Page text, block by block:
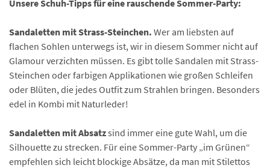
Unsere Schuh-Tipps für eine rauschende Sommer-Party:
Sandaletten mit Strass-Steinchen. Wer am liebsten auf
flachen Sohlen unterwegs ist, wir in diesem Sommer nicht auf
Glamour verzichten müssen. Es gibt tolle Sandalen mit Strass-
Steinchen oder farbigen Applikationen wie großen Schleifen
oder Blüten, die jedes Outfit zum Strahlen bringen. Besonders
edel in Kombi mit Naturleder!
Sandaletten mit Absatzsind immer eine gute Wahl, um die
Silhouette zu strecken. Für eine Sommer-Party „im Grünen“
empfehlen sich leicht blockige Absätze, da man mit Stilettos